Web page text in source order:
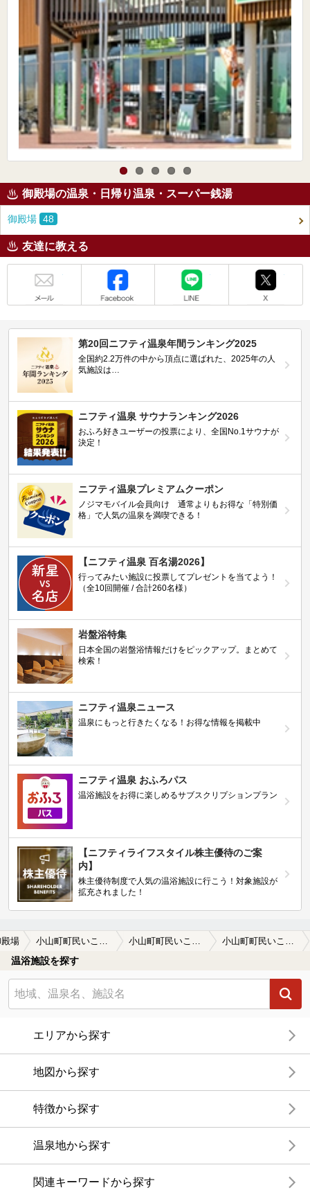
御殿場の温泉・日帰り温泉・スーパー銭湯
御殿場 48
友達に教える
第20回ニフティ温泉年間ランキング2025
全国約2.2万件の中から頂点に選ばれた、2025年の人
気施設は…
ニフティ温泉 サウナランキング2026
おふろ好きユーザーの投票により、全国No.1サウナが
決定！
ニフティ温泉プレミアムクーポン
ノジマモバイル会員向け 通常よりもお得な「特別価
格」で人気の温泉を満喫できる！
【ニフティ温泉 百名湯2026】
行ってみたい施設に投票してプレゼントを当てよう！
（全10回開催 / 合計260名様）
岩盤浴特集
日本全国の岩盤浴情報だけをピックアップ。まとめて
検索！
ニフティ温泉ニュース
温泉にもっと行きたくなる！お得な情報を掲載中
ニフティ温泉 おふろパス
温浴施設をお得に楽しめるサブスクリプションプラン
【ニフティライフスタイル株主優待のご案
内】
株主優待制度で人気の温浴施設に行こう！対象施設が
拡充されました！
場 小山町町民いこいの家 あしがら温泉 小山町町民いこいの家 あしがら温泉の口コミ一覧 小山町町民いこいの家 あしがら温泉の口コミ 露天があれば・・・
温浴施設を探す
エリアから探す
地図から探す
特徴から探す
温泉地から探す
関連キーワードから探す